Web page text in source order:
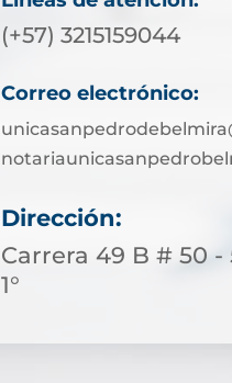
(+57) 3215159044
Correo electrónico:
Dirección:
Carrera 49 B # 50 -
1°